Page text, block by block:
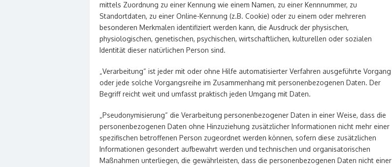
mittels Zuordnung zu einer Kennung wie einem Namen, zu einer Kennnummer, zu
Standortdaten, zu einer Online-Kennung (z.B. Cookie) oder zu einem oder mehreren
besonderen Merkmalen identifiziert werden kann, die Ausdruck der physischen,
physiologischen, genetischen, psychischen, wirtschaftlichen, kulturellen oder sozialen
Identität dieser natürlichen Person sind.
„Verarbeitung“ ist jeder mit oder ohne Hilfe automatisierter Verfahren ausgeführte Vorgang
oder jede solche Vorgangsreihe im Zusammenhang mit personenbezogenen Daten. Der
Begriff reicht weit und umfasst praktisch jeden Umgang mit Daten.
„Pseudonymisierung“ die Verarbeitung personenbezogener Daten in einer Weise, dass die
personenbezogenen Daten ohne Hinzuziehung zusätzlicher Informationen nicht mehr einer
spezifischen betroffenen Person zugeordnet werden können, sofern diese zusätzlichen
Informationen gesondert aufbewahrt werden und technischen und organisatorischen
Maßnahmen unterliegen, die gewährleisten, dass die personenbezogenen Daten nicht einer